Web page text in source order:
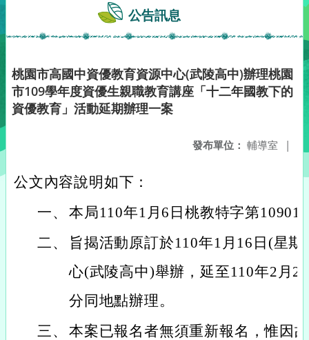
公告訊息
桃園市高國中資優教育資源中心(武陵高中)辦理桃園
市109學年度資優生親職教育講座「十二年國教下的
資優教育」活動延期辦理一案
發布單位： 輔導室 |
公文內容說明如下：
一、 本局110年1月6日桃教特字第
二、
旨揭活動原訂於110年1月16日(星
心(武陵高中)舉辦，延至110年2月
分同地點辦理。
三、 本案已報名者無須重新報名，惟因